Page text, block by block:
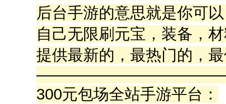
后台手游的意思就是你可
自己无限刷元宝，装备，
提供最新的，最热门的，
300元包场全站手游平台：